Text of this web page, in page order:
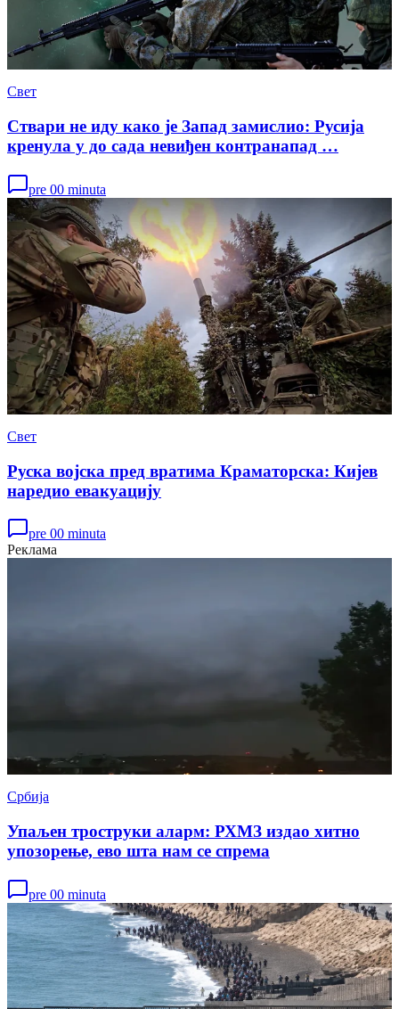
Свет
Ствари не иду како је Запад замислио: Русија
кренула у до сада невиђен контранапад …
pre 00 minuta
Свет
Руска војска пред вратима Краматорска: Кијев
наредио евакуацију
pre 00 minuta
Реклама
Србија
Упаљен троструки аларм: РХМЗ издао хитно
упозорење, ево шта нам се спрема
pre 00 minuta